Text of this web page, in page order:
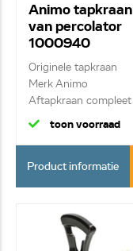
Animo tapkraan
van percolator
1000940
Originele tapkraan
Merk Animo
Aftapkraan compleet
toon voorraad
Product informatie